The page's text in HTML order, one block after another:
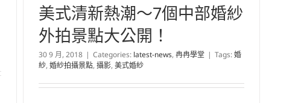
美式清新熱潮～7個中部婚紗
外拍景點大公開！
30 9 月, 2018 | Categories: latest-news, 冉冉學堂 | Tags:婚
紗, 婚紗拍攝景點, 攝影, 美式婚紗